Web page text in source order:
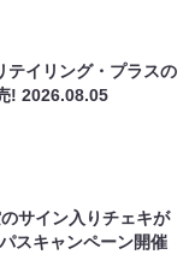
テイリング・プラスの
!2026.08.05
サイン入りチェキが
スキャンペーン開催